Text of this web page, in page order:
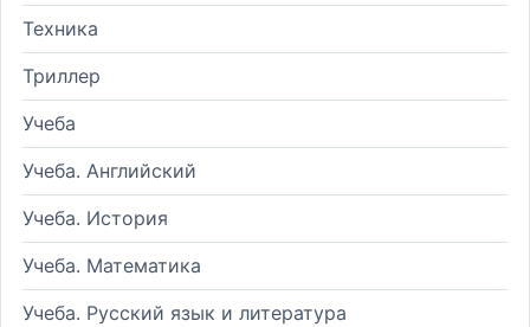
Техника
Триллер
Учеба
Учеба. Английский
Учеба. История
Учеба. Математика
Учеба. Русский язык и литература